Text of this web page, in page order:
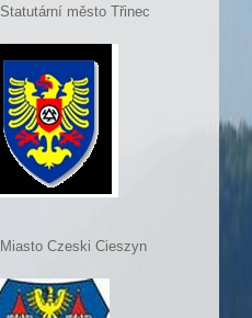
Statutární město Třinec
Miasto Czeski Cieszyn